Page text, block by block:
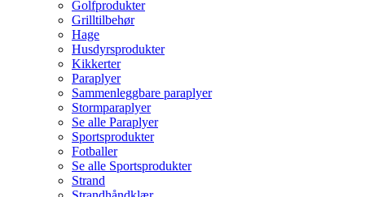
Golfprodukter
Grilltilbehør
Hage
Husdyrsprodukter
Kikkerter
Paraplyer
Sammenleggbare paraplyer
Stormparaplyer
Se alle Paraplyer
Sportsprodukter
Fotballer
Se alle Sportsprodukter
Strand